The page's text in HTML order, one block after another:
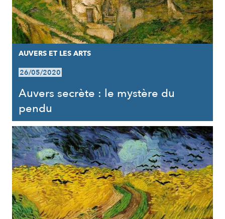
AUVERS ET LES ARTS
26/05/2020
Auvers secrète : le mystère du
pendu